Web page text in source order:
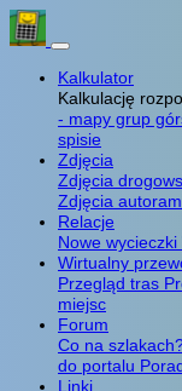
Kalkulator
Kalkulację
- mapy grup
spisie
Zdjęcia
Zdjęcia
Zdjęcia
Relacje
Nowe wycieczki
Wirtualny
Przegląd tras
miejsc
Forum
Co na
do portalu
Linki